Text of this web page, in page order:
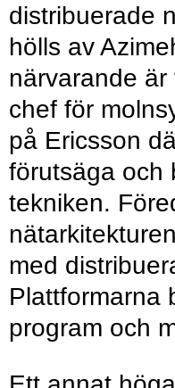
distribuerade
hölls av
närvarande
chef för
på Ericsson
förutsäga och
tekniken.
med
Plattformarna
program och